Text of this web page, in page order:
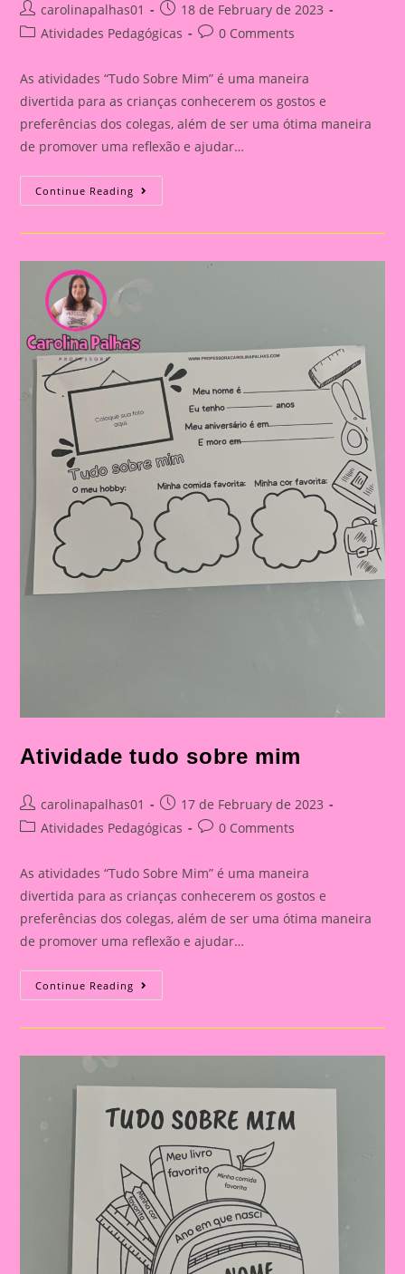
Post
author:
carolinapalhas01
Post
published:
18 de February de 2023
PostAtividades Pedagógicas
Post0 Comments
As atividades “Tudo Sobre Mim” é uma maneira
divertida para as crianças conhecerem os gostos e
preferências dos colegas, além de ser uma ótima maneira
de promover uma reflexão e ajudar…
Continue Reading Atividade
Tudo
Mim
Atividade tudo sobre mim
Post
author:
carolinapalhas01
Post
published:
17 de February de 2023
PostAtividades Pedagógicas
Post0 Comments
As atividades “Tudo Sobre Mim” é uma maneira
divertida para as crianças conhecerem os gostos e
preferências dos colegas, além de ser uma ótima maneira
de promover uma reflexão e ajudar…
Continue Reading Atividade
Tudo
Mim